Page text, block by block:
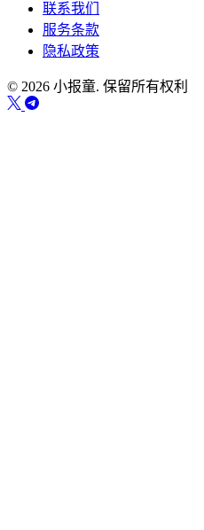
联系我们
服务条款
隐私政策
© 2026 小报童. 保留所有权利